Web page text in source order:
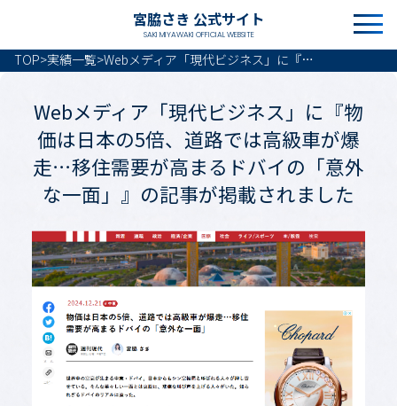
宮脇さき 公式サイト
SAKI MIYAWAKI OFFICIAL WEBSITE
TOP>実績一覧> Webメディア「現代ビジネス」に『物価は日本の5倍、道路では高級車が爆走⋯移住需要が高まるドバイの「意外な一面」』の記事が掲載されました
Webメディア「現代ビジネス」に『物
価は日本の5倍、道路では高級車が爆
走⋯移住需要が高まるドバイの「意外
な一面」』の記事が掲載されました